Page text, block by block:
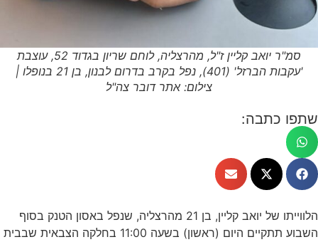
סמ"ר יואב קליין ז"ל, מהרצליה, לוחם שריון בגדוד 52, עוצבת
'עקבות הברזל' (401), נפל בקרב בדרום לבנון, בן 21 בנופלו |
צילום: אתר דובר צה"ל
שתפו כתבה:
הלווייתו של יואב קליין, בן 21 מהרצליה, שנפל באסון הטנק בסוף
השבוע תתקיים היום (ראשון) בשעה 11:00 בחלקה הצבאית שבבית